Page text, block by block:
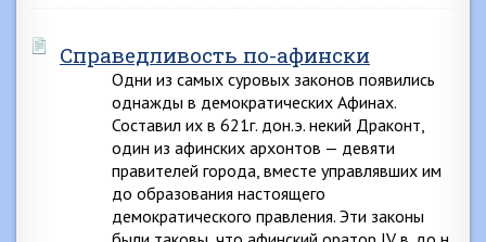
Справедливость по-афински
Одни из самых суровых законов появились
однажды в демократических Афинах.
Составил их в 621г. дон.э. некий Драконт,
один из афинских архонтов — девяти
правителей города, вместе управлявших им
до образования настоящего
демократического правления. Эти законы